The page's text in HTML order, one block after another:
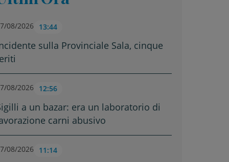
08/2026 13:44
sulla Provinciale Sala, cinque
08/2026 12:56
a un bazar: era un laboratorio di
carni abusivo
08/2026 11:14